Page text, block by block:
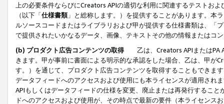
上の必要条件ならびにCreators APIの適切な利用に関連するテストお
（以下「仕様書類」と総称します。）を提供することがあります。本
ルソースコードまたはライブラリおよび甲が提供する仕様書類は、「
で提供されたいかなるデータ、画像、テキストその他の情報またはコ
(b) プロダクト広告コンテンツの取得
乙は、Creators APIまたはPA
きます。甲が事前に書面による明示的な承認をした場合、乙は、甲が
す。）を通じて、プロダクト広告コンテンツを取得することもできま
データフィードへのアクセスおよび使用にも本ライセンスが適用され
APIもしくはデータフィードの仕様を変更、廃止または再発行するこ
ドへのアクセスおよび使用が、その時点で最新の要件（本ライセン